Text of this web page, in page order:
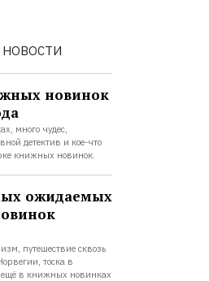
НОВОСТИ
новинок
много чудес,
детектив и кое-что
книжных новинок.
ожидаемых
путешествие сквозь
тоска в
ещё в книжных новинках